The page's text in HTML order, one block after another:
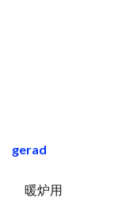
gerad
暖炉用